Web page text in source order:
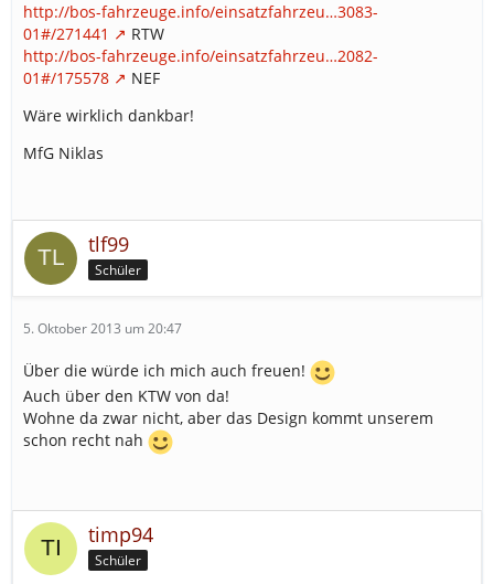
http://bos-fahrzeuge.info/einsatzfahrzeu…3083-
01#/271441
RTW
http://bos-fahrzeuge.info/einsatzfahrzeu…2082-
01#/175578
NEF
Wäre wirklich dankbar!
MfG Niklas
tlf99
Schüler
5. Oktober 2013 um 20:47
Über die würde ich mich auch freuen!
Auch über den KTW von da!
Wohne da zwar nicht, aber das Design kommt unserem
schon recht nah
timp94
Schüler